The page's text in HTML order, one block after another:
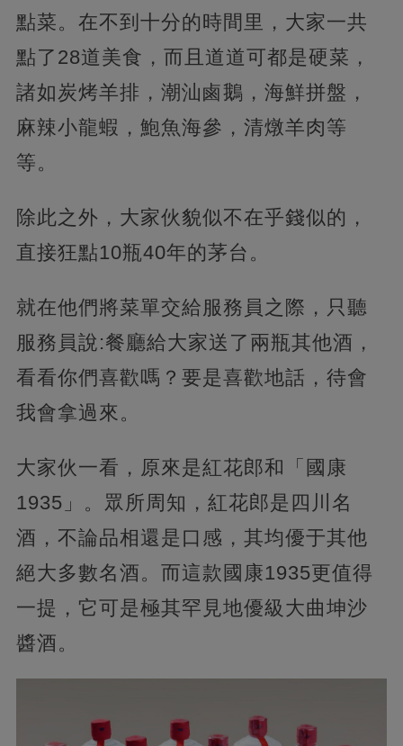
點菜。在不到十分的時間里，大家一共
點了28道美食，而且道道可都是硬菜，
諸如炭烤羊排，潮汕鹵鵝，海鮮拼盤，
麻辣小龍蝦，鮑魚海參，清燉羊肉等
等。
除此之外，大家伙貌似不在乎錢似的，
直接狂點10瓶40年的茅台。
就在他們將菜單交給服務員之際，只聽
服務員說:餐廳給大家送了兩瓶其他酒，
看看你們喜歡嗎？要是喜歡地話，待會
我會拿過來。
大家伙一看，原來是紅花郎和「國康
1935」。眾所周知，紅花郎是四川名
酒，不論品相還是口感，其均優于其他
絕大多數名酒。而這款國康1935更值得
一提，它可是極其罕見地優級大曲坤沙
醬酒。